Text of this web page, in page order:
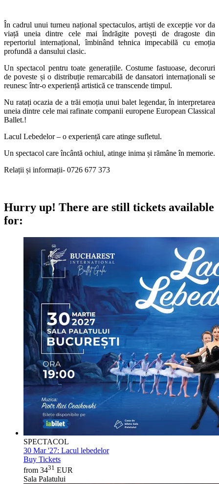
În cadrul unui turneu național spectaculos, artiști de excepție vor da
viață uneia dintre cele mai îndrăgite povești de dragoste din
repertoriul internațional, îmbinând tehnica impecabilă cu emoția
profundă a dansului clasic.
Un spectacol pentru toate generațiile. Costume fastuoase, decoruri
de poveste și o distribuție remarcabilă de dansatori internaționali se
reunesc într-o experiență artistică ce transcende timpul.
Nu ratați ocazia de a trăi emoția unui balet legendar, în interpretarea
uneia dintre cele mai rafinate companii europene European Classical
Ballet.!
Lacul Lebedelor – o experiență care atinge sufletul.
Un spectacol care încântă ochiul, atinge inima și rămâne în memorie.
Relații și informații- 0726 677 373
Hurry up! There are still tickets available
for:
SPECTACOL
30 Mar '27: Lacul lebedelor
Buy Tickets
from 3431 EUR
Sala Palatului